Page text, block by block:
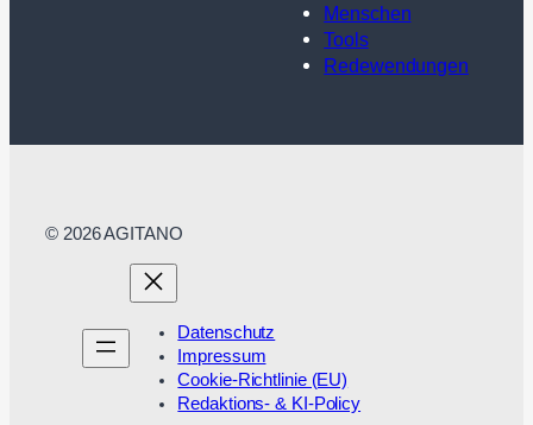
Menschen
Tools
Redewendungen
© 2026 AGITANO
Datenschutz
Impressum
Cookie-Richtlinie (EU)
Redaktions- & KI-Policy